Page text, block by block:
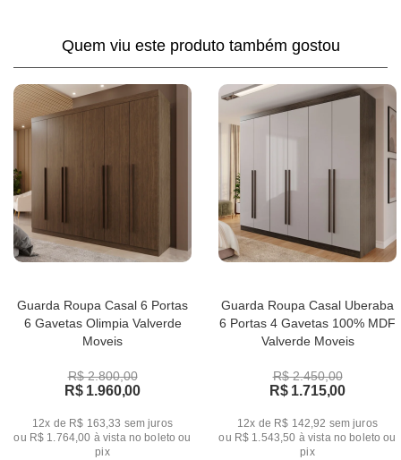
Quem viu este produto também gostou
Guarda Roupa Casal 6 Portas
6 Gavetas Olimpia Valverde
Moveis
R$ 2.800,00
R$ 1.960,00
12x de R$ 163,33 sem juros
ou R$ 1.764,00 à vista no boleto ou
pix
Guarda Roupa Casal Uberaba
6 Portas 4 Gavetas 100% MDF
Valverde Moveis
R$ 2.450,00
R$ 1.715,00
12x de R$ 142,92 sem juros
ou R$ 1.543,50 à vista no boleto ou
pix